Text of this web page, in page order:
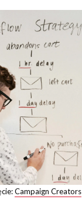
Campaign Creators